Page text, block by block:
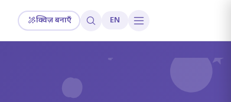
क्विज़ बनाएँ EN
?